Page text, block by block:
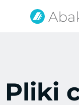
Pliki